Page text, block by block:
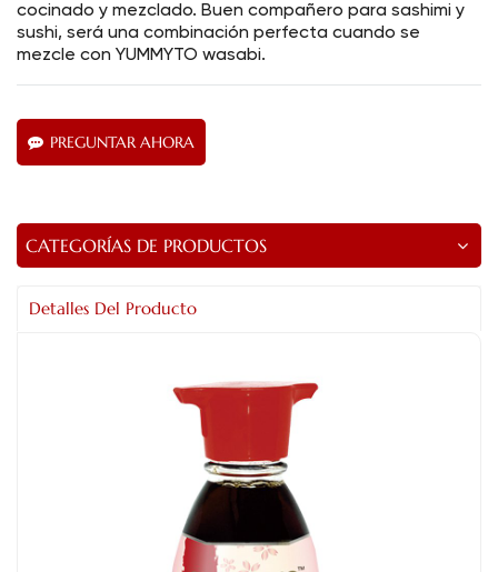
cocinado y mezclado. Buen compañero para sashimi y
sushi, será una combinación perfecta cuando se
mezcle con YUMMYTO wasabi.
PREGUNTAR AHORA
CATEGORÍAS DE PRODUCTOS
Detalles Del Producto